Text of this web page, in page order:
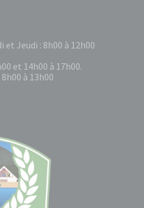
et Jeudi : 8h00 à 12h00
et 14h00 à 17h00.
à 13h00